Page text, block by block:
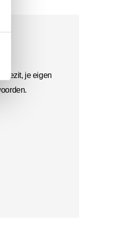
bezit, je eigen